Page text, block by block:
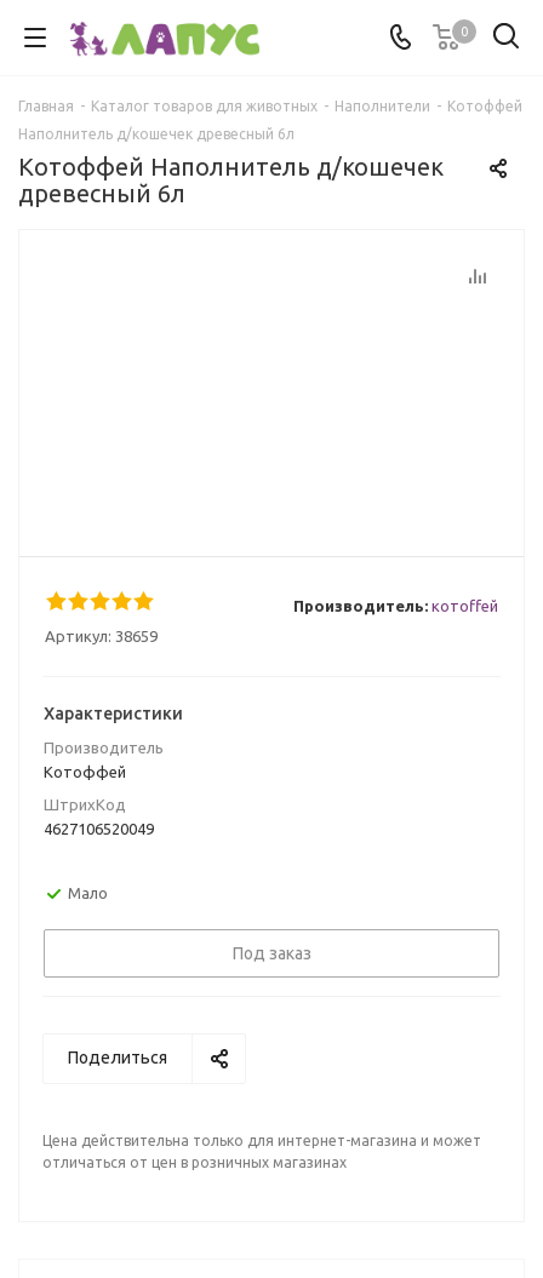
0
Главная - Каталог товаров для животных - Наполнители - Котоффей
Наполнитель д/кошечек древесный 6л
Котоффей Наполнитель д/кошечек
древесный 6л
Артикул: 38659
Производитель: котоffей
Характеристики
Производитель
Котоффей
ШтрихКод
4627106520049
Мало
Под заказ
Поделиться
Цена действительна только для интернет-магазина и может
отличаться от цен в розничных магазинах